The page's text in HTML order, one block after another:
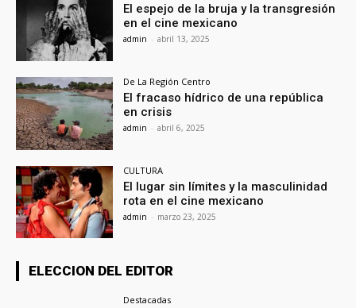
El espejo de la bruja y la transgresión
en el cine mexicano
admin - abril 13, 2025
De La Región Centro
El fracaso hídrico de una república
en crisis
admin - abril 6, 2025
CULTURA
El lugar sin límites y la masculinidad
rota en el cine mexicano
admin - marzo 23, 2025
ELECCION DEL EDITOR
Destacadas